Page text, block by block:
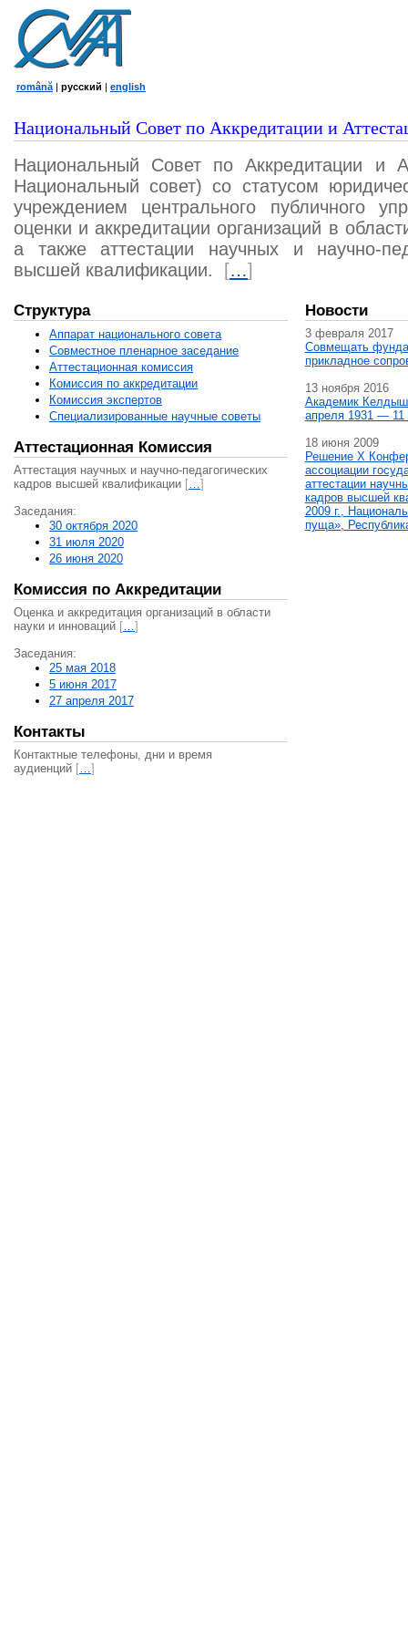
română | русский | english
Национальный Совет по Аккредитации и
Национальный Совет по Аккредитации и
Национальный совет) со статусом
учреждением центрального публичного
оценки и аккредитации организаций в
а также аттестации научных и научно-
высшей квалификации.
[…]
Структура
Аппарат национального совета
Совместное пленарное заседание
Аттестационная комисcия
Комиссия по аккредитации
Комиссия экспертов
Специализированные научные советы
Аттестационная Комиссия
Аттестация научных и научно-педагогических
кадров высшей квалификации […]
Заседания:
30 октября 2020
31 июля 2020
26 июня 2020
Комиссия по Аккредитации
Оценка и аккредитация организаций в области
науки и инноваций […]
Заседания:
25 мая 2018
5 июня 2017
27 апреля 2017
Контакты
Контактные телефоны, дни и время
аудиенций […]
Новости
3 февраля 2017
Совмещать
прикладное
13 ноября 2016
Академик
апреля 1931 — 11
18 июня 2009
Решение X
ассоциации
аттестации
кадров высшей
2009 г.,
пуща»,